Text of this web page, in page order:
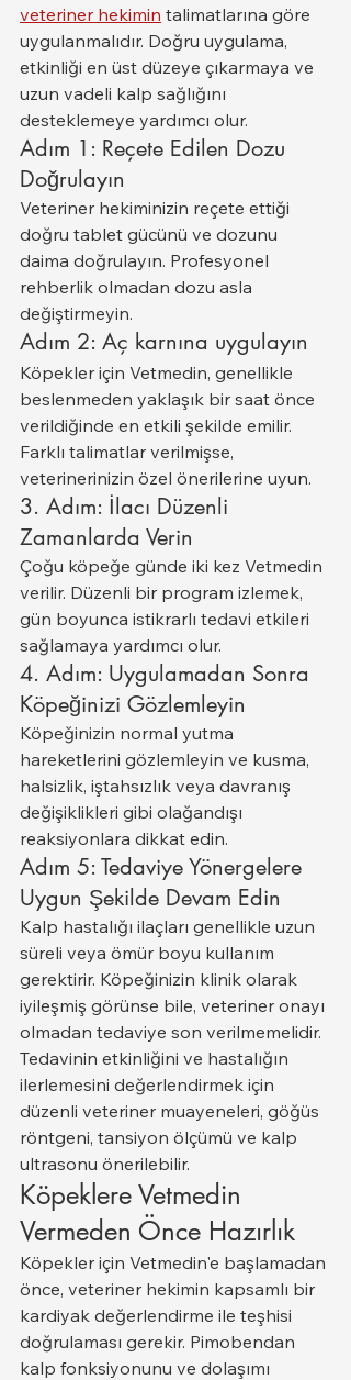
veteriner hekimin talimatlarına göre
uygulanmalıdır. Doğru uygulama,
etkinliği en üst düzeye çıkarmaya ve
uzun vadeli kalp sağlığını
desteklemeye yardımcı olur.
Adım 1: Reçete Edilen Dozu
Doğrulayın
Veteriner hekiminizin reçete ettiği
doğru tablet gücünü ve dozunu
daima doğrulayın. Profesyonel
rehberlik olmadan dozu asla
değiştirmeyin.
Adım 2: Aç karnına uygulayın
Köpekler için Vetmedin, genellikle
beslenmeden yaklaşık bir saat önce
verildiğinde en etkili şekilde emilir.
Farklı talimatlar verilmişse,
veterinerinizin özel önerilerine uyun.
3. Adım: İlacı Düzenli
Zamanlarda Verin
Çoğu köpeğe günde iki kez Vetmedin
verilir. Düzenli bir program izlemek,
gün boyunca istikrarlı tedavi etkileri
sağlamaya yardımcı olur.
4. Adım: Uygulamadan Sonra
Köpeğinizi Gözlemleyin
Köpeğinizin normal yutma
hareketlerini gözlemleyin ve kusma,
halsizlik, iştahsızlık veya davranış
değişiklikleri gibi olağandışı
reaksiyonlara dikkat edin.
Adım 5: Tedaviye Yönergelere
Uygun Şekilde Devam Edin
Kalp hastalığı ilaçları genellikle uzun
süreli veya ömür boyu kullanım
gerektirir. Köpeğinizin klinik olarak
iyileşmiş görünse bile, veteriner onayı
olmadan tedaviye son verilmemelidir.
Tedavinin etkinliğini ve hastalığın
ilerlemesini değerlendirmek için
düzenli veteriner muayeneleri, göğüs
röntgeni, tansiyon ölçümü ve kalp
ultrasonu önerilebilir.
Köpeklere Vetmedin
Vermeden Önce Hazırlık
Köpekler için Vetmedin'e başlamadan
önce, veteriner hekimin kapsamlı bir
kardiyak değerlendirme ile teşhisi
doğrulaması gerekir. Pimobendan
kalp fonksiyonunu ve dolaşımı